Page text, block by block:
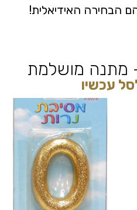
מתנה מושלמת
עכשיו